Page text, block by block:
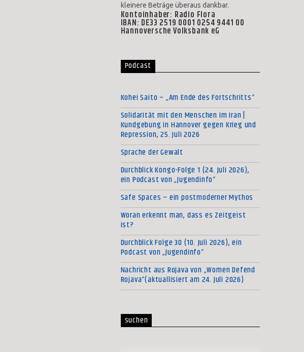
kleinere Beträge überaus dankbar.
Kontoinhaber: Radio Flora
IBAN: DE33 2519 0001 0254 9441 00
Hannoversche Volksbank eG
Podcast
Kohei Saito – „Am Ende des Fortschritts“
Solidarität mit den Menschen im Iran |
Kundgebung in Hannover gegen Krieg und
Repression, 25. Juli 2026
Sprache der Gewalt
Durchblick Kongo-Folge 1 (24. Juli 2026),
ein Podcast von „Jugendinfo“
Safe Spaces – ein postmoderner Mythos
Woran erkennt man, dass es Zeitgeist
ist?
Durchblick Folge 30 (10. Juli 2026), ein
Podcast von „Jugendinfo“
Nachricht aus Rojava von „Women Defend
Rojava“(aktuallisiert am 24. Juli 2026)
suchen